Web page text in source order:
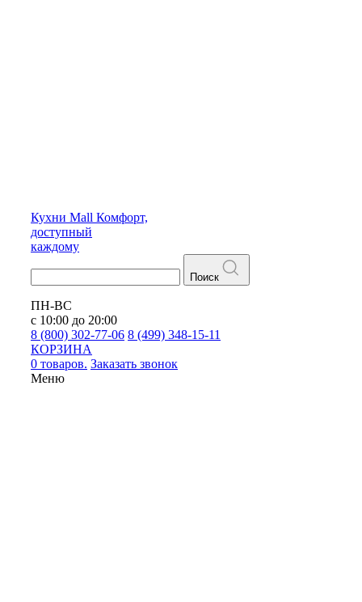
Кухни Mall Комфорт,
доступный
каждому
Поиск
ПН-ВС
с 10:00 до 20:00
8 (800) 302-77-06 8 (499) 348-15-11
КОРЗИНА
0 товаров. Заказать звонок
Меню